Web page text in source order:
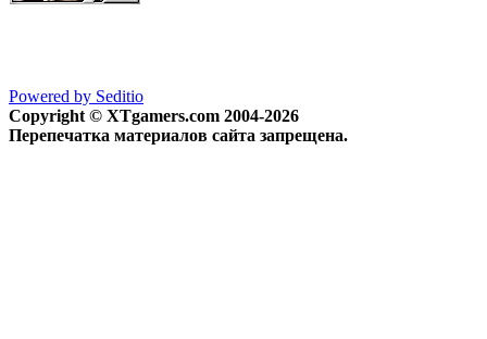
Powered by Seditio
Copyright © XTgamers.com 2004-2026
Перепечатка материалов сайта запрещена.